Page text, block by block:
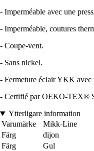
- Imperméable avec une
- Imperméable, coutures
- Coupe-vent.
- Sans nickel.
- Fermeture éclair YKK avec
- Certifié par OEKO-TEX®
Ytterligare information
Varumärke
Mikk-Line
Färg
dijon
Färg
Gul